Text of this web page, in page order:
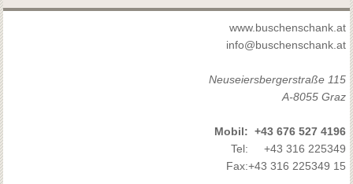
www.buschenschank.at
info@buschenschank.at
Neuseiersbergerstraße 115
A-8055 Graz
Mobil: +43 676 527 4196
Tel:
+43 316 225349
Fax:+43 316 225349 15